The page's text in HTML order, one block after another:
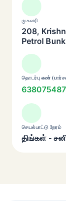
முகவரி
208,
Petrol
தொடர்பு எண்
செயல்பாட்டு நேரம்
திங்கள் -